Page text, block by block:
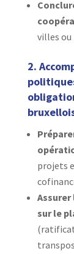
villes ou
2.
projets
sur le